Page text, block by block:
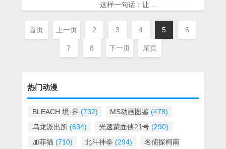
这样一句话：让...
首页 上一页 2 3 4 5 6
7 8 下一页 尾页
热门动漫
BLEACH 境·界 (732) MS动画图鉴 (478)
乌龙派出所 (634) 光速蒙面侠21号 (290)
加菲猫 (710) 北斗神拳 (294)
名侦探柯南